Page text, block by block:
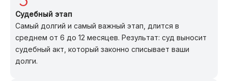
Судебный этап
Самый долгий и самый важный этап, длится в
среднем от 6 до 12 месяцев. Результат: суд выносит
судебный акт, который законно списывает ваши
долги.